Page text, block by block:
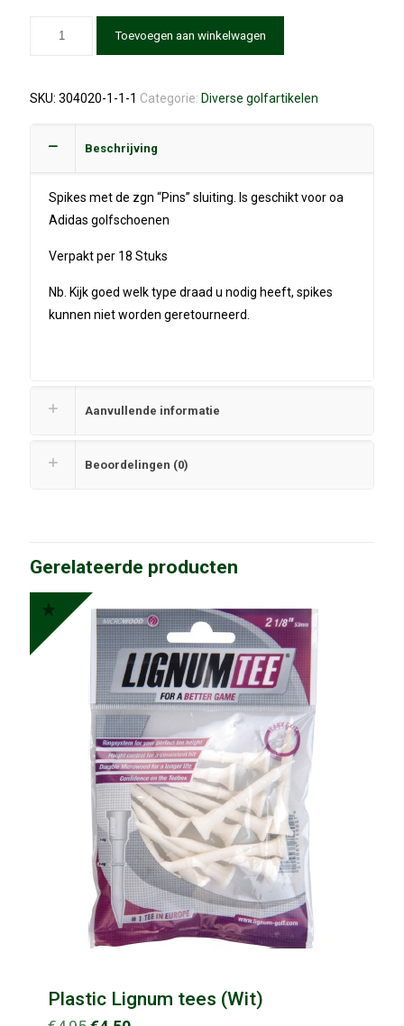
Toevoegen aan winkelwagen
SKU: 304020-1-1-1 Categorie: Diverse golfartikelen
Beschrijving
Spikes met de zgn “Pins” sluiting. Is geschikt voor oa
Adidas golfschoenen
Verpakt per 18 Stuks
Nb. Kijk goed welk type draad u nodig heeft, spikes
kunnen niet worden geretourneerd.
Aanvullende informatie
Beoordelingen (0)
Gerelateerde producten
Plastic Lignum tees (Wit)